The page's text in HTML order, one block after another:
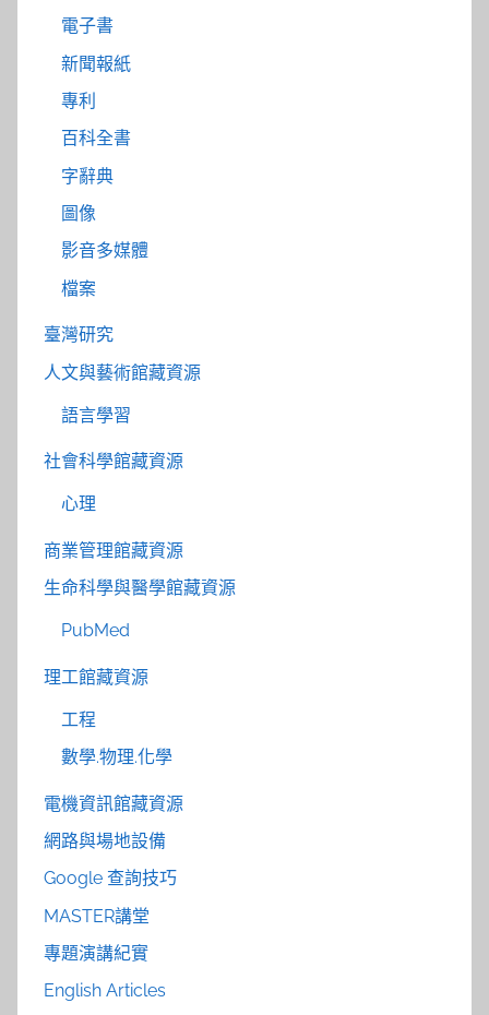
電子書
新聞報紙
專利
百科全書
字辭典
圖像
影音多媒體
檔案
臺灣研究
人文與藝術館藏資源
語言學習
社會科學館藏資源
心理
商業管理館藏資源
生命科學與醫學館藏資源
PubMed
理工館藏資源
工程
數學.物理.化學
電機資訊館藏資源
網路與場地設備
Google 查詢技巧
MASTER講堂
專題演講紀實
English Articles